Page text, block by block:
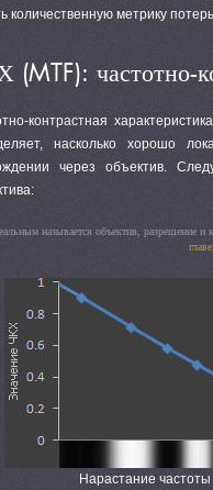
количественную метрику
(MTF): частотно-
контрастная
насколько хорошо
через объектив.
называется объектив, разрешение и
Нарастание